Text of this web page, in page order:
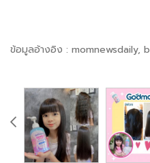
ข้อมูลอ้างอิง : momnewsdaily,